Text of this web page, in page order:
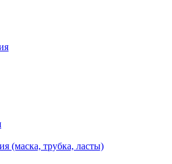
(маска, трубка, ласты)